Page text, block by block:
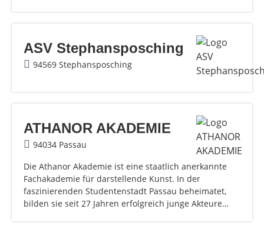
ASV Stephansposching
94569 Stephansposching
ATHANOR AKADEMIE
94034 Passau
Die Athanor Akademie ist eine staatlich anerkannte
Fachakademie für darstellende Kunst. In der
faszinierenden Studentenstadt Passau beheimatet,
bilden sie seit 27 Jahren erfolgreich junge Akteure…